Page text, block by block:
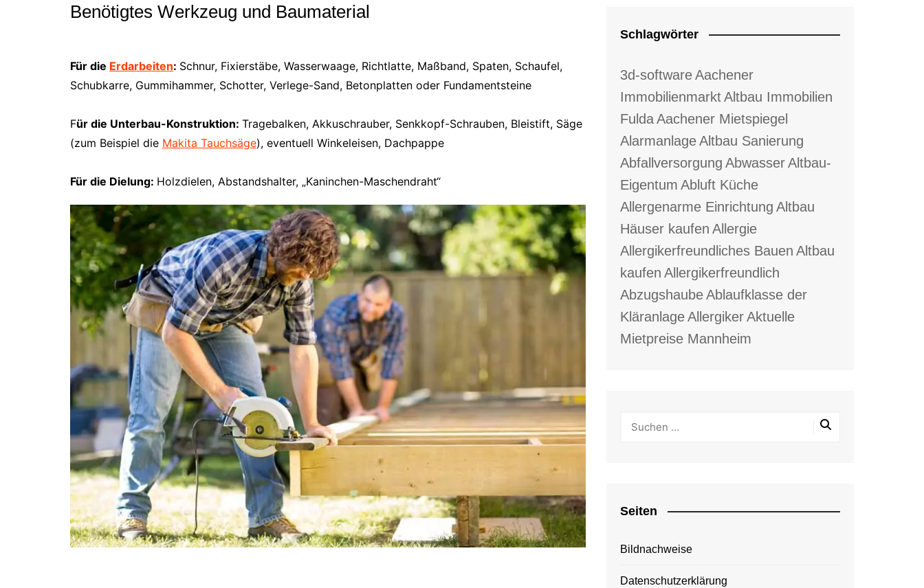
Benötigtes Werkzeug und Baumaterial
Für die Erdarbeiten: Schnur, Fixierstäbe, Wasserwaage, Richtlatte, Maßband, Spaten, Schaufel,
Schubkarre, Gummihammer, Schotter, Verlege-Sand, Betonplatten oder Fundamentsteine
Für die Unterbau-Konstruktion: Tragebalken, Akkuschrauber, Senkkopf-Schrauben, Bleistift, Säge
(zum Beispiel die Makita Tauchsäge), eventuell Winkeleisen, Dachpappe
Für die Dielung: Holzdielen, Abstandshalter, „Kaninchen-Maschendraht“
Schlagwörter
3d-softwareAachener
ImmobilienmarktAltbau Immobilien
FuldaAachener Mietspiegel
AlarmanlageAltbau Sanierung
Abfallversorgung AbwasserAltbau-
Eigentum Abluft Küche
Allergenarme Einrichtung Altbau
Häuser kaufen Allergie
Allergikerfreundliches Bauen Altbau
kaufen Allergikerfreundlich
AbzugshaubeAblaufklasse der
KläranlageAllergikerAktuelle
Mietpreise Mannheim
Seiten
Bildnachweise
Datenschutzerklärung